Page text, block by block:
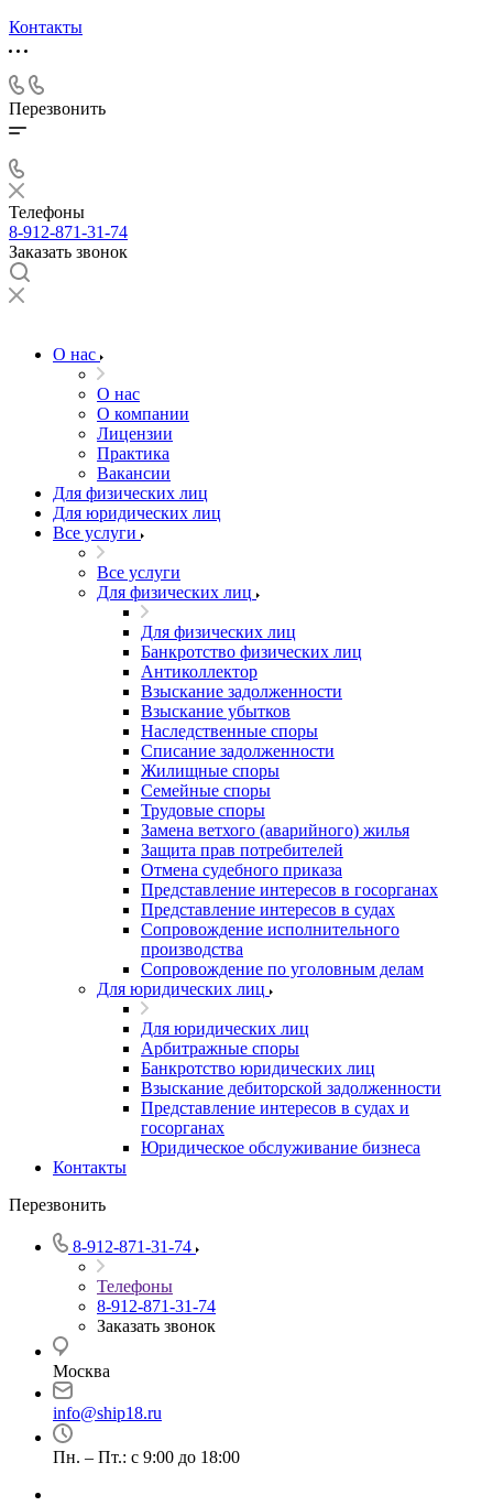
Контакты
Перезвонить
Телефоны
8-912-871-31-74
Заказать звонок
О нас
О нас
О компании
Лицензии
Практика
Вакансии
Для физических лиц
Для юридических лиц
Все услуги
Все услуги
Для физических лиц
Для физических лиц
Банкротство физических лиц
Антиколлектор
Взыскание задолженности
Взыскание убытков
Наследственные споры
Списание задолженности
Жилищные споры
Семейные споры
Трудовые споры
Замена ветхого (аварийного) жилья
Защита прав потребителей
Отмена судебного приказа
Представление интересов в госорганах
Представление интересов в судах
Сопровождение исполнительного
производства
Сопровождение по уголовным делам
Для юридических лиц
Для юридических лиц
Арбитражные споры
Банкротство юридических лиц
Взыскание дебиторской задолженности
Представление интересов в судах и
госорганах
Юридическое обслуживание бизнеса
Контакты
Перезвонить
8-912-871-31-74
Телефоны
8-912-871-31-74
Заказать звонок
Москва
info@ship18.ru
Пн. – Пт.: с 9:00 до 18:00